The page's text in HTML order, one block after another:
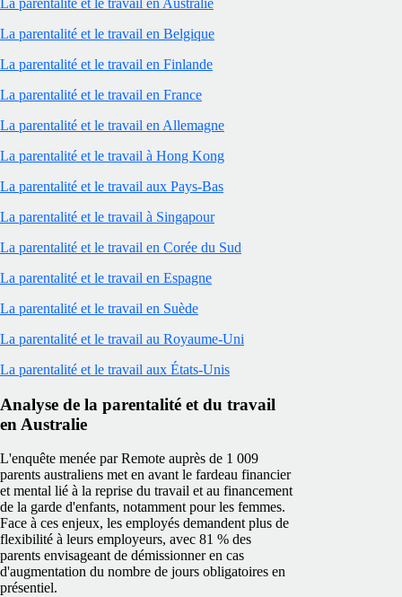
La parentalité et le travail en Australie
La parentalité et le travail en Belgique
La parentalité et le travail en Finlande
La parentalité et le travail en France
La parentalité et le travail en Allemagne
La parentalité et le travail à Hong Kong
La parentalité et le travail aux Pays-Bas
La parentalité et le travail à Singapour
La parentalité et le travail en Corée du Sud
La parentalité et le travail en Espagne
La parentalité et le travail en Suède
La parentalité et le travail au Royaume-Uni
La parentalité et le travail aux États-Unis
Analyse de la parentalité et du travail
en Australie
L'enquête menée par Remote auprès de 1 009
parents australiens met en avant le fardeau financier
et mental lié à la reprise du travail et au financement
de la garde d'enfants, notamment pour les femmes.
Face à ces enjeux, les employés demandent plus de
flexibilité à leurs employeurs, avec 81 % des
parents envisageant de démissionner en cas
d'augmentation du nombre de jours obligatoires en
présentiel.